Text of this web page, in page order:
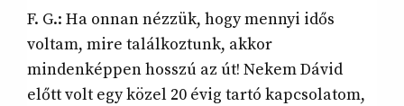
F. G.: Ha onnan nézzük, hogy mennyi idős
voltam, mire találkoztunk, akkor
mindenképpen hosszú az út! Nekem Dávid
előtt volt egy közel 20 évig tartó kapcsolatom,